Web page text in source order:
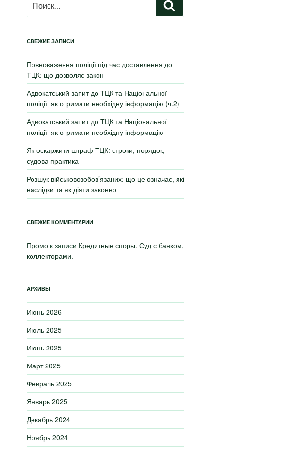
СВЕЖИЕ ЗАПИСИ
Повноваження поліції під час доставлення до
ТЦК: що дозволяє закон
Адвокатський запит до ТЦК та Національної
поліції: як отримати необхідну інформацію (ч.2)
Адвокатський запит до ТЦК та Національної
поліції: як отримати необхідну інформацію
Як оскаржити штраф ТЦК: строки, порядок,
судова практика
Розшук військовозобов’язаних: що це означає, які
наслідки та як діяти законно
СВЕЖИЕ КОММЕНТАРИИ
Промок записи Кредитные споры. Суд с банком,
коллекторами.
АРХИВЫ
Июнь 2026
Июль 2025
Июнь 2025
Март 2025
Февраль 2025
Январь 2025
Декабрь 2024
Ноябрь 2024